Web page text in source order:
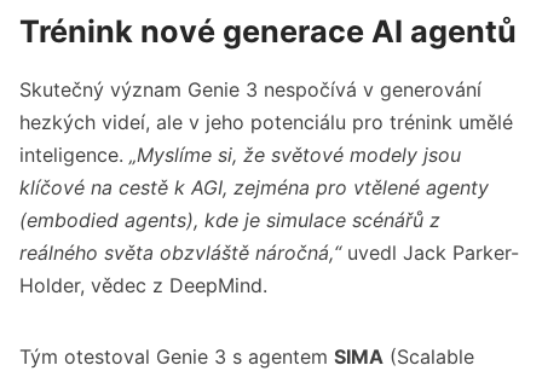
Trénink nové generace AI agentů
Skutečný význam Genie 3 nespočívá v generování
hezkých videí, ale v jeho potenciálu pro trénink umělé
inteligence. „Myslíme si, že světové modely jsou
klíčové na cestě k AGI, zejména pro vtělené agenty
(embodied agents), kde je simulace scénářů z
reálného světa obzvláště náročná,“uvedl Jack Parker-
Holder, vědec z DeepMind.
Tým otestoval Genie 3 s agentem SIMA (Scalable